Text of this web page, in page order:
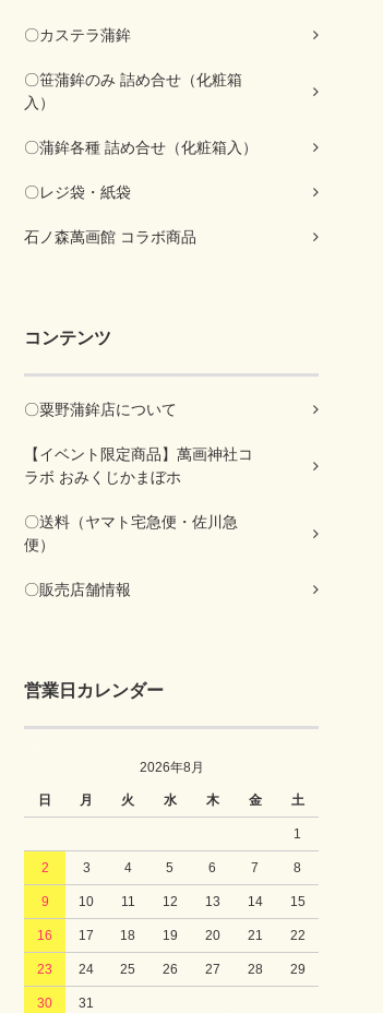
〇カステラ蒲鉾
〇笹蒲鉾のみ 詰め合せ（化粧箱
入）
〇蒲鉾各種 詰め合せ（化粧箱入）
〇レジ袋・紙袋
石ノ森萬画館 コラボ商品
コンテンツ
〇粟野蒲鉾店について
【イベント限定商品】萬画神社コ
ラボ おみくじかまぼホ
〇送料（ヤマト宅急便・佐川急
便）
〇販売店舗情報
営業日カレンダー
2026年8月
日 月 火 水 木 金 土
1
2 3 4 5 6 7 8
9 10 11 12 13 14 15
16 17 18 19 20 21 22
23 24 25 26 27 28 29
30 31